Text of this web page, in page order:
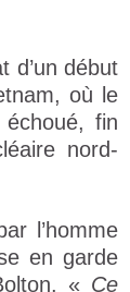
d’un début
où le
fin
nord-
l’homme
en garde
« Ce